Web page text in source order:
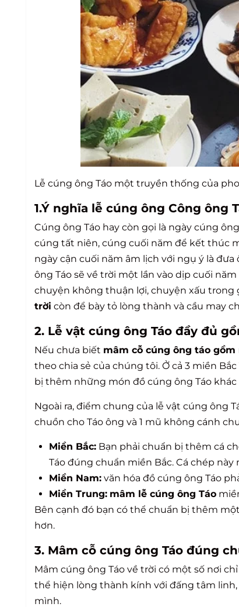
Lễ cúng ông Táo một truyền thống của
1.Ý nghĩa lễ cúng ông Công ông
Cúng ông Táo hay còn gọi là ngày cúng
cúng tất niên, cúng cuối năm để kết thúc
ngày cận cuối năm âm lịch với ngụ ý là
ông Táo sẽ về trời một lần vào dịp cuối
chuyện không thuận lợi, chuyện xấu trong
trời còn để bày tỏ lòng thành và cầu may
2. Lễ vật cúng ông Táo đầy đủ
Nếu chưa biết mâm cỗ cúng ông táo gồm
theo chia sẻ của chúng tôi. Ở cả 3 miền
bị thêm những món đồ cúng ông Táo khác
Ngoài ra, điểm chung của lễ vật cúng ông
chuồn cho Táo ông và 1 mũ không cánh
Miền Bắc: Bạn phải chuẩn bị thêm cá
Táo đúng chuẩn miền Bắc. Cá chép
Miền Nam: văn hóa đồ cúng ông Táo
Miền Trung: mâm lễ cúng ông Táo
Bên cạnh đó bạn có thể chuẩn bị thêm
hơn.
3. Mâm cỗ cúng ông Táo đúng
Mâm cúng ông Táo về trời có một số nơi
thể hiện lòng thành kính với đấng tâm linh,
mình.